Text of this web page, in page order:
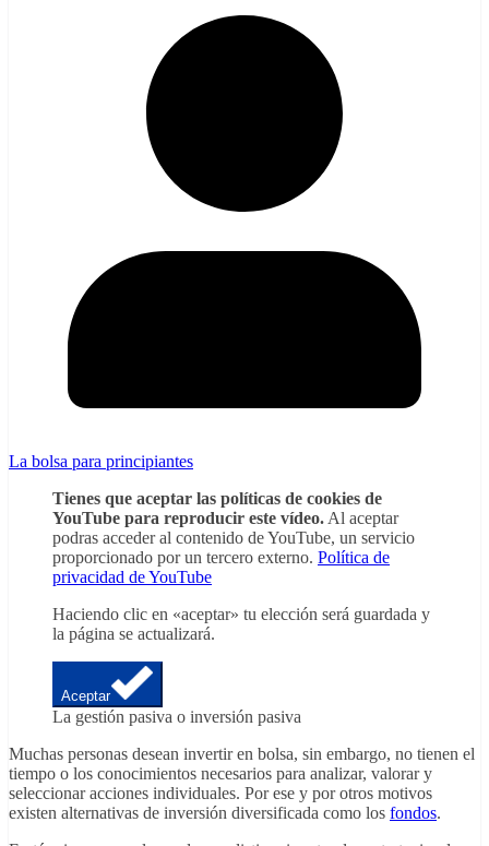
La bolsa para principiantes
Tienes que aceptar las políticas de cookies de
YouTube para reproducir este vídeo. Al aceptar
podras acceder al contenido de YouTube, un servicio
proporcionado por un tercero externo. Política de
privacidad de YouTube
Haciendo clic en «aceptar» tu elección será guardada y
la página se actualizará.
Aceptar
La gestión pasiva o inversión pasiva
Muchas personas desean invertir en bolsa, sin embargo, no tienen el
tiempo o los conocimientos necesarios para analizar, valorar y
seleccionar acciones individuales. Por ese y por otros motivos
existen alternativas de inversión diversificada como los fondos.